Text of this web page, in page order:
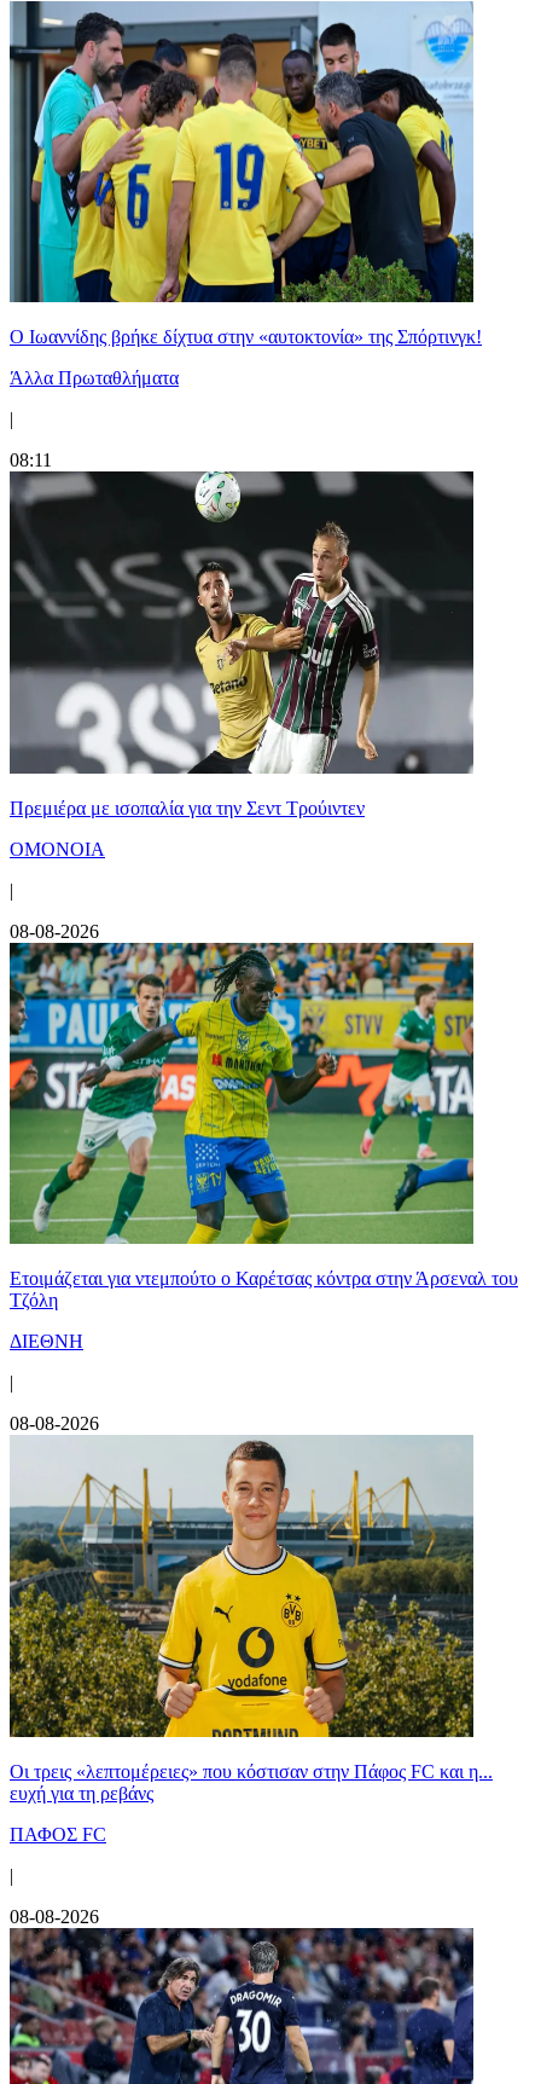
Ο Ιωαννίδης βρήκε δίχτυα στην «αυτοκτονία» της Σπόρτινγκ!
Άλλα Πρωταθλήματα
|
08:11
Πρεμιέρα με ισοπαλία για την Σεντ Τρούιντεν
ΟΜΟΝΟΙΑ
|
08-08-2026
Ετοιμάζεται για ντεμπούτο ο Καρέτσας κόντρα στην Άρσεναλ του
Τζόλη
ΔΙΕΘΝΗ
|
08-08-2026
Οι τρεις «λεπτομέρειες» που κόστισαν στην Πάφος FC και η...
ευχή για τη ρεβάνς
ΠΑΦΟΣ FC
|
08-08-2026